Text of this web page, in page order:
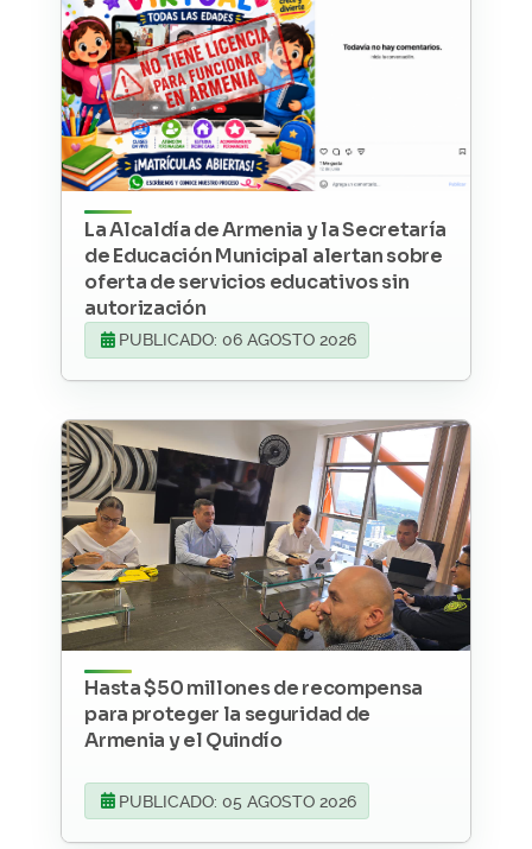
La Alcaldía de Armenia y la Secretaría
de Educación Municipal alertan sobre
oferta de servicios educativos sin
autorización
PUBLICADO: 06 AGOSTO 2026
Hasta $50 millones de recompensa
para proteger la seguridad de
Armenia y el Quindío
PUBLICADO: 05 AGOSTO 2026